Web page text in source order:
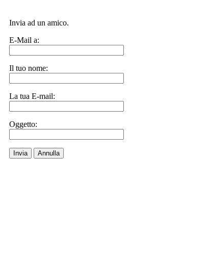
Invia ad un amico.
E-Mail a:
Il tuo nome:
La tua E-mail:
Oggetto:
Invia Annulla